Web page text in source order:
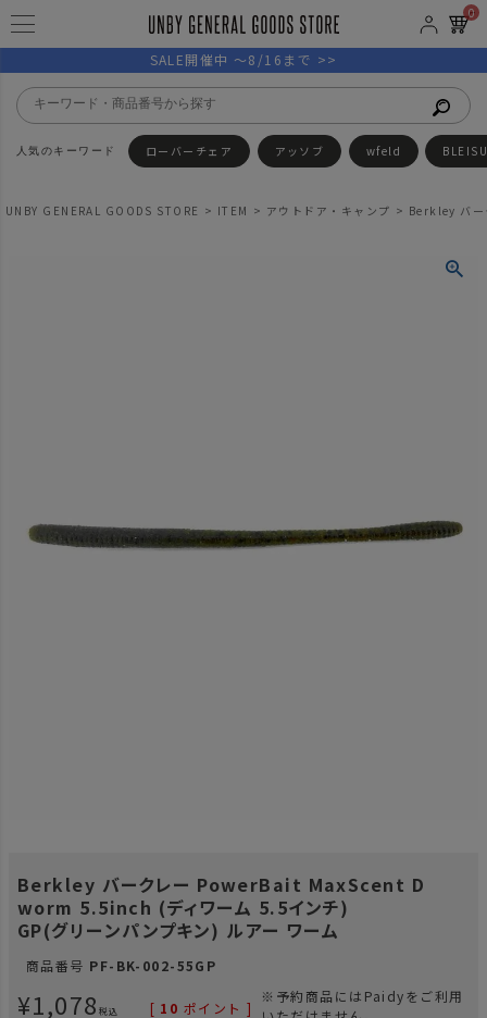
0
SALE開催中 ～8/16まで >>
ローバーチェア アッソブ wfeld
UNBY GENERAL GOODS STORE ITEM アウトドア・キャンプ Berkley バ
Berkley バークレー PowerBait MaxScent D
worm 5.5inch (ディワーム 5.5インチ)
GP(グリーンパンプキン) ルアー ワーム
商品番号 PF-BK-002-55GP
¥1,078 税込 [ 10 ポイント ]
※予約商品にはPaidyをご利用